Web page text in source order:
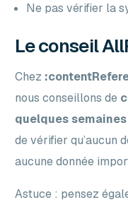
Ne pas vérifier la
Le conseil
Chez
nous conseillons de
quelques semaines
de vérifier qu’aucun
aucune donnée
Astuce : pensez